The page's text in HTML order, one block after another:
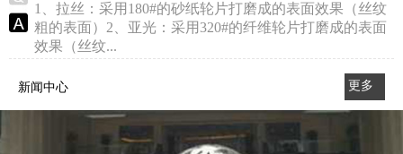
1、拉丝：采用180#的砂纸轮片打磨成的表面效果（丝纹
粗的表面）2、亚光：采用320#的纤维轮片打磨成的表面
效果（丝纹...
新闻中心
更多
>>